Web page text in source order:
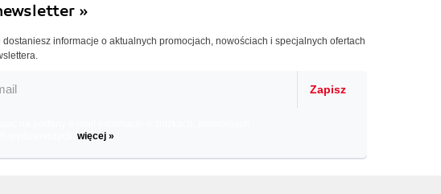
»
informacje o aktualnych promocjach, nowościach i specjalnych ofertach
Zapisz
więcej »